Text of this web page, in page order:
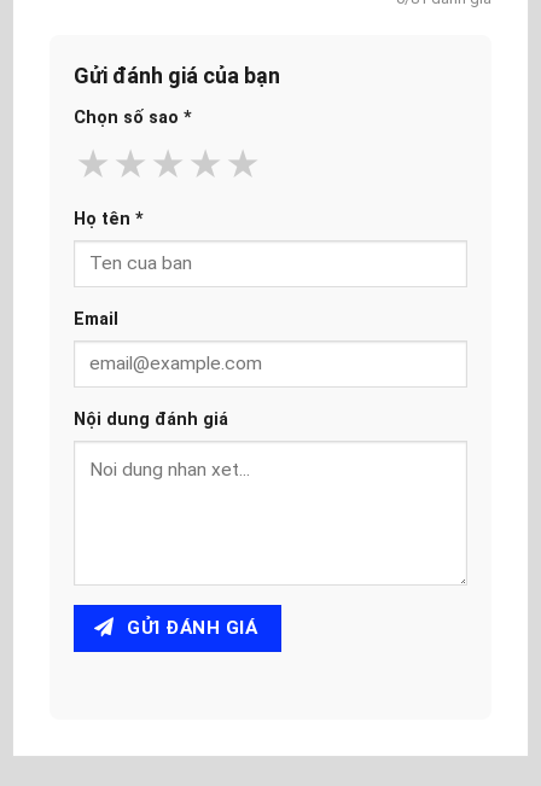
Gửi đánh giá của bạn
Chọn số sao *
★
★
★
★
★
Họ tên *
Email
Nội dung đánh giá
GỬI ĐÁNH GIÁ